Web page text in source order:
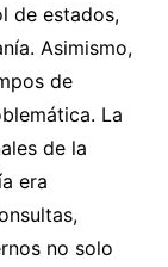
de estados,
Asimismo,
de
La
de la
era
no solo